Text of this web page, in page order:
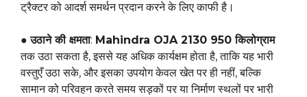
ट्रैक्टर को आदर्श समर्थन प्रदान करने के लिए काफी है।
●उठाने की क्षमता: Mahindra OJA 2130 950 किलोग्राम
तक उठा सकता है, इससे यह अधिक कार्यक्षम होता है, ताकि यह भारी
वस्तुएँ उठा सके, और इसका उपयोग केवल खेत पर ही नहीं, बल्कि
सामान को परिवहन करते समय सड़कों पर या निर्माण स्थलों पर भारी